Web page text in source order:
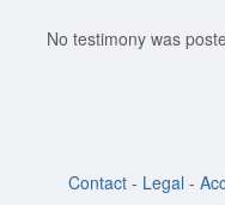
No testimony was
Contact - Legal -